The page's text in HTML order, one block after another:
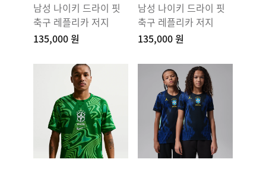
남성 나이키 드라이 핏
축구 레플리카 저지
135,000 원
남성 나이키 드라이 핏
축구 레플리카 저지
135,000 원